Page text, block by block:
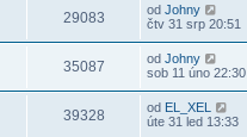
29083 od Johny
čtv 31 srp 20:51
35087 od Johny
sob 11 úno 22:30
39328 od EL_XEL
úte 31 led 13:33